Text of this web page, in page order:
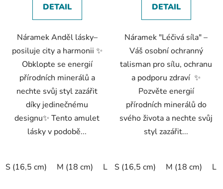
DETAIL
Náramek Anděl lásky–
posiluje city a harmonii ✨
Obklopte se energií
přírodních minerálů a
nechte svůj styl zazářit
díky jedinečnému
designu✨ Tento amulet
lásky v podobě...
S (16,5 cm) M (18 cm) L (19,5 cm) XL (20,5 cm)
DETAIL
Náramek "Léčivá síla" –
Váš osobní ochranný
talisman pro sílu, ochranu
a podporu zdraví ✨
Pozvěte energií
přírodních minerálů do
svého života a nechte svůj
styl zazářit...
S (16,5 cm) M (18 cm) L